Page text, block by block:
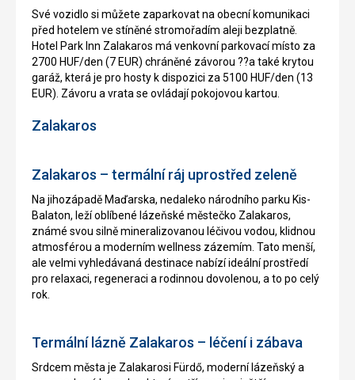
Své vozidlo si můžete zaparkovat na obecní komunikaci
před hotelem ve stíněné stromořadím aleji bezplatně.
Hotel Park Inn Zalakaros má venkovní parkovací místo za
2700 HUF/den (7 EUR) chráněné závorou ??a také krytou
garáž, která je pro hosty k dispozici za 5100 HUF/den (13
EUR). Závoru a vrata se ovládají pokojovou kartou.
Zalakaros
Zalakaros – termální ráj uprostřed zeleně
Na jihozápadě Maďarska, nedaleko národního parku Kis-
Balaton, leží oblíbené lázeňské městečko Zalakaros,
známé svou silně mineralizovanou léčivou vodou, klidnou
atmosférou a moderním wellness zázemím. Tato menší,
ale velmi vyhledávaná destinace nabízí ideální prostředí
pro relaxaci, regeneraci a rodinnou dovolenou, a to po celý
rok.
Termální lázně Zalakaros – léčení i zábava
Srdcem města je Zalakarosi Fürdő, moderní lázeňský a